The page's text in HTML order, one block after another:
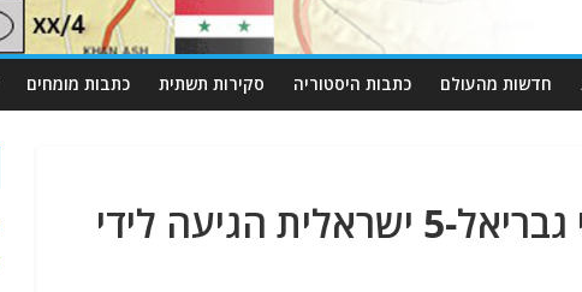
חדשות מהעולם כתבות היסטוריה סקירות תשתית כתבות מומחים
דיווח מוכחש: מערכת טילי גבריאל-5 ישראלית הגיעה לידי